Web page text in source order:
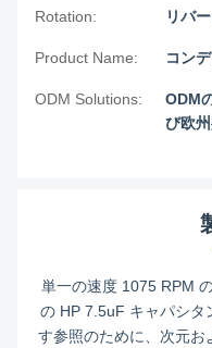
Rotation: リバ
Product Name: コン
ODM Solutions:
ODM
び欧
単一の速度 1075 RPM
の HP 7.5uF キャパシタ
す参照のために、次元お